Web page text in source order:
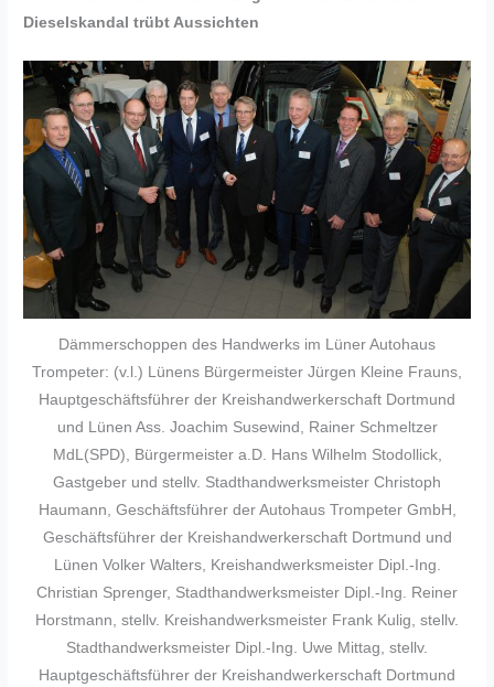
Dieselskandal trübt Aussichten
Dämmerschoppen des Handwerks im Lüner Autohaus
Trompeter: (v.l.) Lünens Bürgermeister Jürgen Kleine Frauns,
Hauptgeschäftsführer der Kreishandwerkerschaft Dortmund
und Lünen Ass. Joachim Susewind, Rainer Schmeltzer
MdL(SPD), Bürgermeister a.D. Hans Wilhelm Stodollick,
Gastgeber und stellv. Stadthandwerksmeister Christoph
Haumann, Geschäftsführer der Autohaus Trompeter GmbH,
Geschäftsführer der Kreishandwerkerschaft Dortmund und
Lünen Volker Walters, Kreishandwerksmeister Dipl.-Ing.
Christian Sprenger, Stadthandwerksmeister Dipl.-Ing. Reiner
Horstmann, stellv. Kreishandwerksmeister Frank Kulig, stellv.
Stadthandwerksmeister Dipl.-Ing. Uwe Mittag, stellv.
Hauptgeschäftsführer der Kreishandwerkerschaft Dortmund